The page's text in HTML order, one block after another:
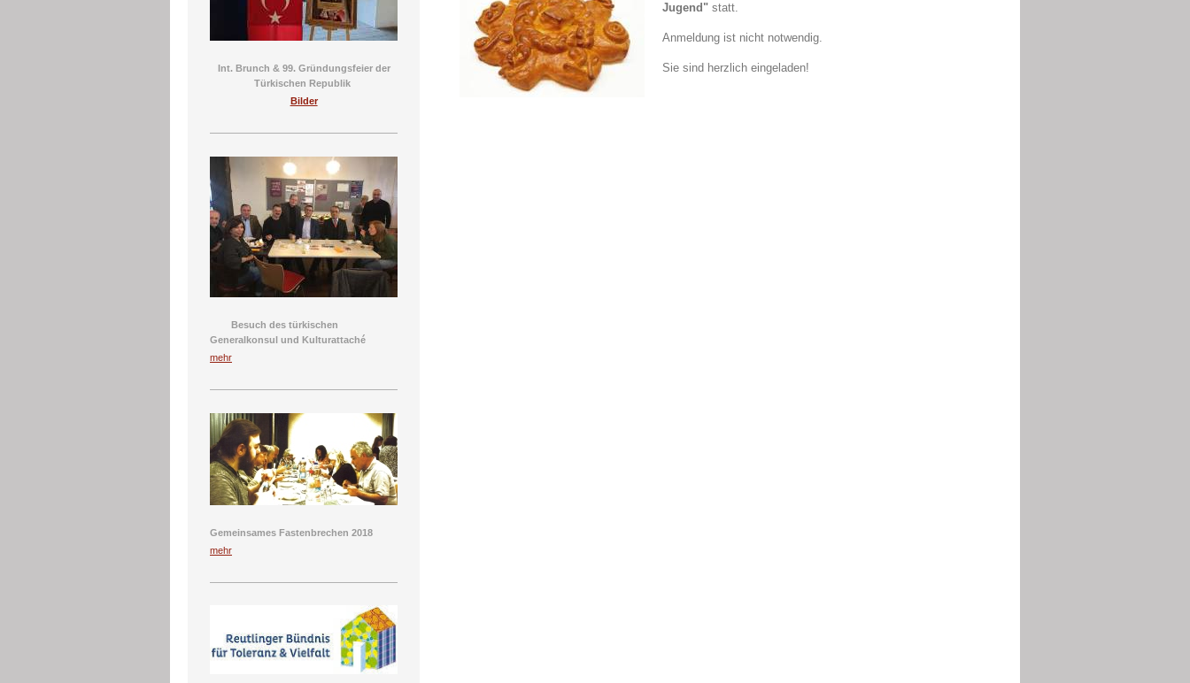
Jugend" statt.
Anmeldung ist nicht notwendig.
Sie sind herzlich eingeladen!
Int. Brunch & 99. Gründungsfeier der
Türkischen Republik
Bilder
Besuch des türkischen
Generalkonsul und Kulturattaché
mehr
Gemeinsames Fastenbrechen 2018
mehr